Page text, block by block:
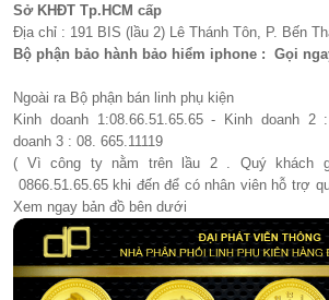
Sở KHĐT Tp.HCM cấp
Địa chỉ : 191 BIS (lầu 2) Lê Thánh Tôn, P. Bến
Bộ phận bảo hành bảo hiểm iphone : Gọi
Ngoài ra Bộ phận bán linh phụ kiện
Kinh doanh 1:08.66.51.65.65 - Kinh doanh 2
doanh 3 : 08. 665.11119
( Vì công ty nằm trên lầu 2 . Quý khách
0866.51.65.65 khi đến để có nhân viên hỗ trợ
Xem ngay bản đồ bên dưới